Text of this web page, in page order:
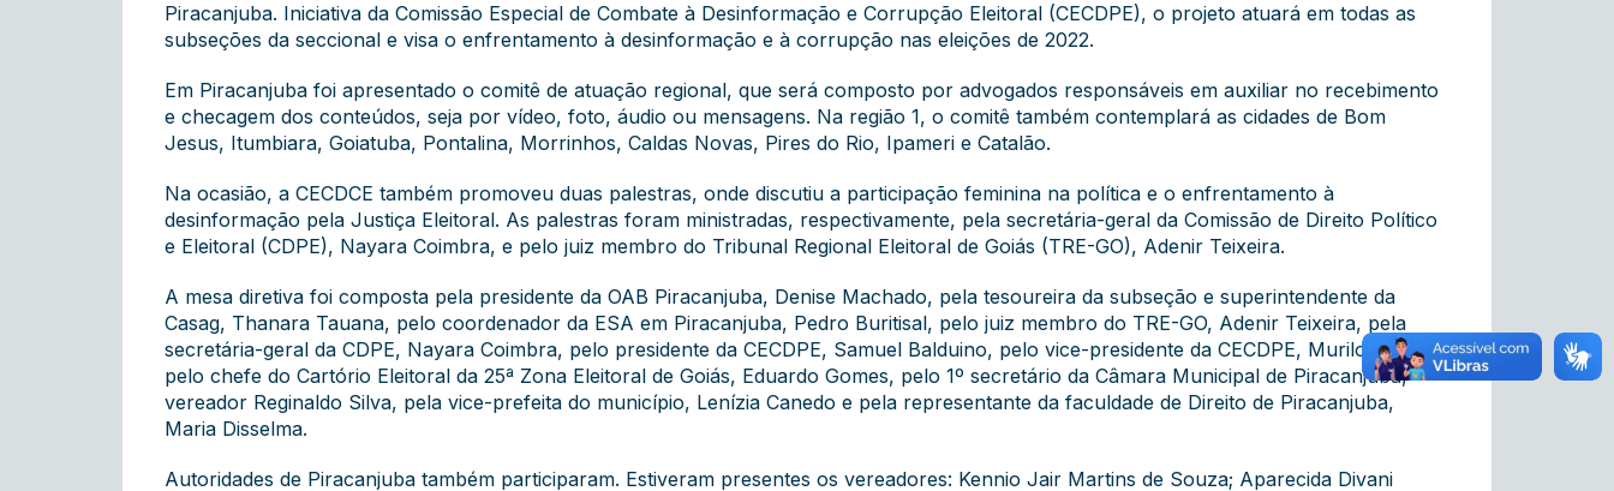
Piracanjuba. Iniciativa da Comissão Especial de Combate à Desinformação e Corrupção Eleitoral (CECDPE), o projeto atuará em todas as
subseções da seccional e visa o enfrentamento à desinformação e à corrupção nas eleições de 2022.
Em Piracanjuba foi apresentado o comitê de atuação regional, que será composto por advogados responsáveis em auxiliar no recebimento
e checagem dos conteúdos, seja por vídeo, foto, áudio ou mensagens. Na região 1, o comitê também contemplará as cidades de Bom
Jesus, Itumbiara, Goiatuba, Pontalina, Morrinhos, Caldas Novas, Pires do Rio, Ipameri e Catalão.
Na ocasião, a CECDCE também promoveu duas palestras, onde discutiu a participação feminina na política e o enfrentamento à
desinformação pela Justiça Eleitoral. As palestras foram ministradas, respectivamente, pela secretária-geral da Comissão de Direito Político
e Eleitoral (CDPE), Nayara Coimbra, e pelo juiz membro do Tribunal Regional Eleitoral de Goiás (TRE-GO), Adenir Teixeira.
A mesa diretiva foi composta pela presidente da OAB Piracanjuba, Denise Machado, pela tesoureira da subseção e superintendente da
Casag, Thanara Tauana, pelo coordenador da ESA em Piracanjuba, Pedro Buritisal, pelo juiz membro do TRE-GO, Adenir Teixeira, pela
secretária-geral da CDPE, Nayara Coimbra, pelo presidente da CECDPE, Samuel Balduino, pelo vice-presidente da CECDPE, Murilo Castro,
pelo chefe do Cartório Eleitoral da 25ª Zona Eleitoral de Goiás, Eduardo Gomes, pelo 1º secretário da Câmara Municipal de Piracanjuba,
vereador Reginaldo Silva, pela vice-prefeita do município, Lenízia Canedo e pela representante da faculdade de Direito de Piracanjuba,
Maria Disselma.
Autoridades de Piracanjuba também participaram. Estiveram presentes os vereadores: Kennio Jair Martins de Souza; Aparecida Divani